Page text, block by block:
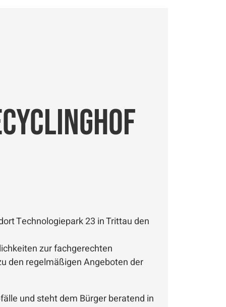
Technologiepark 23 in Trittau den
zur fachgerechten
den regelmäßigen Angeboten der
und steht dem Bürger beratend in